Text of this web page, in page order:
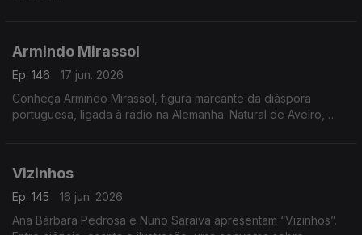
onde apresenta o seu mais recente livro, Voltar às Tuas
Raízes. A obra propõe uma reflexão sobre a ligação entre o
mais conscientes e alinhados com os ritmos naturais.
Armindo Mirassol
Ep. 146
17 jun. 2026
Conheça Armindo Mirassol, figura marcante da diáspora
portuguesa, ligada à rádio na Alemanha. Natural de Aveiro,
Vizinhos
Ep. 145
16 jun. 2026
Ana Bárbara Pedrosa e Nuno Saraiva apresentam “Vizinhos”.